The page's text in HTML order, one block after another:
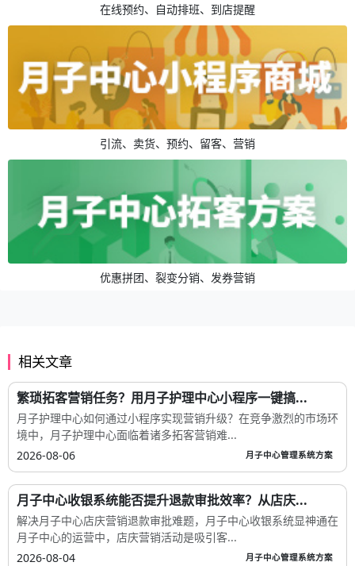
在线预约、自动排班、到店提醒
引流、卖货、预约、留客、营销
优惠拼团、裂变分销、发券营销
相关文章
繁琐拓客营销任务？用月子护理中心小程序一键搞...
月子护理中心如何通过小程序实现营销升级？在竞争激烈的市场环
境中，月子护理中心面临着诸多拓客营销难...
2026-08-06
月子中心管理系统方案
月子中心收银系统能否提升退款审批效率？从店庆...
解决月子中心店庆营销退款审批难题，月子中心收银系统显神通在
月子中心的运营中，店庆营销活动是吸引客...
2026-08-04
月子中心管理系统方案